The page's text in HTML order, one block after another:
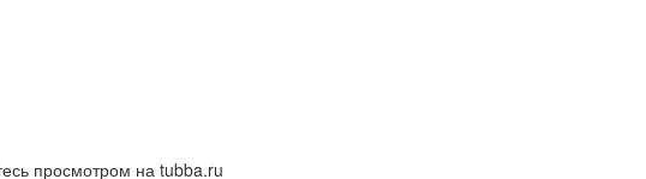
просмотром на tubba.ru